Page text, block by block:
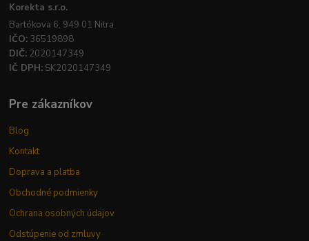
Korekta s.r.o.
Bartókova 6, 949 01 Nitra
IČO: 36519898
DIČ: 2020147349
IČ DPH: SK2020147349
Pre zákazníkov
Blog
Kontakt
Doprava a platba
Obchodné podmienky
Ochrana osobných údajov
Odstúpenie od zmluvy